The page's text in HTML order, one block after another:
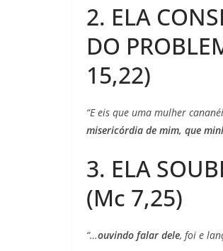
2. ELA
DO
15,22)
“E eis que uma mulher
misericórdia de mim, que
3. ELA
(Mc 7,25)
“…ouvindo falar dele, foi e